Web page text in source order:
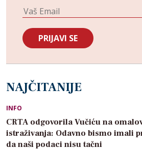
NAJČITANIJE
INFO
CRTA odgovorila Vučiću na
istraživanja: Odavno bismo imali
da naši podaci nisu tačni